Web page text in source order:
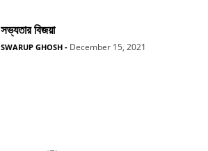
সভ্যতার বিজয়া
SWARUP GHOSH - December 15, 2021